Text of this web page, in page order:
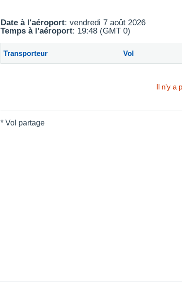
Date à l'aéroport: vendredi 7 août 2026
Temps à l'aéroport: 19:48 (GMT 0)
Transporteur Vol
Il n'y a
* Vol partage